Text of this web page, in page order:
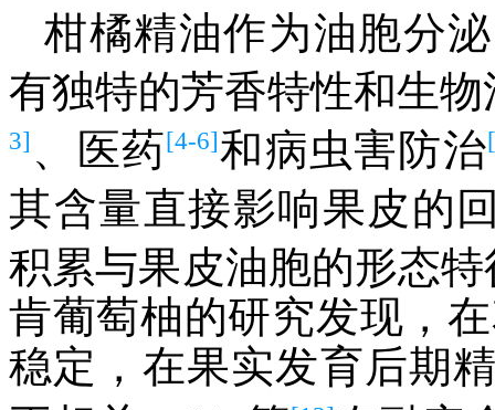
柑橘精油作为油胞分
有独特的芳香特性和生
3] 、医药[4-6]和病虫害防治
其含量直接影响果皮的
积累与果皮油胞的形态
肯葡萄柚的研究发现，
稳定，在果实发育后期